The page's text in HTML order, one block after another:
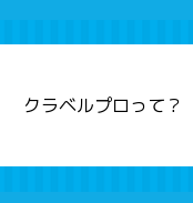
クラベルプロって？